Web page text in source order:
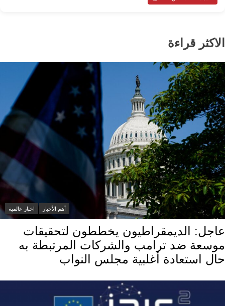
الاكثر قراءة
أهم الأخبار اخبار عالمية
عاجل: الديمقراطيون يخططون لتحقيقات
موسعة ضد ترامب والشركات المرتبطة به
حال استعادة أغلبية مجلس النواب